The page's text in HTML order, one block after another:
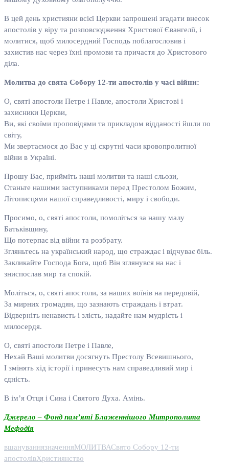
В цей день християни всієї Церкви запрошені згадати внесок
апостолів у віру та розповсюдження Христової Євангелії, і
молитися, щоб милосердний Господь поблагословив і
захистив нас через їхні промови та причастя до Христового
діла.
Молитва до свята Собору 12-ти апостолів у часі війни:
О, святі апостоли Петре і Павле, апостоли Христові і
захисники Церкви,
Ви, які своїми проповідями та прикладом відданості йшли по
світу,
Ми звертаємося до Вас у ці скрутні часи кровопролитної
війни в Україні.
Прошу Вас, прийміть наші молитви та наші сльози,
Станьте нашими заступниками перед Престолом Божим,
Літописцями нашої справедливості, миру і свободи.
Просимо, о, святі апостоли, помоліться за нашу малу
Батьківщину,
Що потерпає від війни та розбрату.
Згляньтесь на український народ, що страждає і відчуває біль.
Закликайте Господа Бога, щоб Він зглянувся на нас і
зниспослав мир та спокій.
Моліться, о, святі апостоли, за наших воїнів на передовій,
За мирних громадян, що зазнають страждань і втрат.
Відверніть ненависть і злість, надайте нам мудрість і
милосердя.
О, святі апостоли Петре і Павле,
Нехай Ваші молитви досягнуть Престолу Всевишнього,
І змінять хід історії і принесуть нам справедливий мир і
єдність.
В ім’я Отця і Сина і Святого Духа. Амінь.
Джерело – Фонд пам’яті Блаженнішого Митрополита
Мефодія
вшануваннязначенняМОЛИТВАСвято Собору 12-ти
апостолівХристиянство